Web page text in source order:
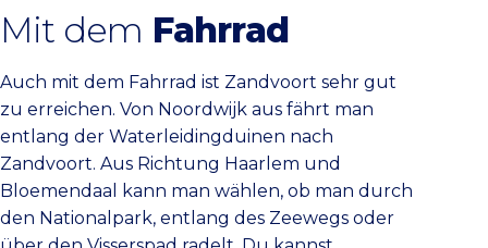
Mit dem Fahrrad
Auch mit dem Fahrrad ist Zandvoort sehr gut
zu erreichen. Von Noordwijk aus fährt man
entlang der Waterleidingduinen nach
Zandvoort. Aus Richtung Haarlem und
Bloemendaal kann man wählen, ob man durch
den Nationalpark, entlang des Zeewegs oder